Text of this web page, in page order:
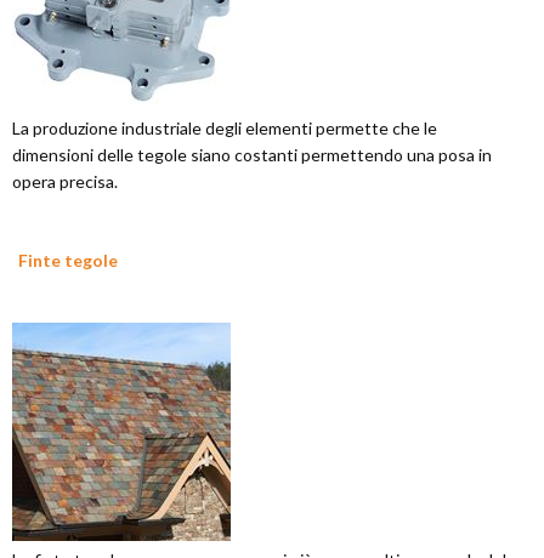
La produzione industriale degli elementi permette che le
dimensioni delle tegole siano costanti permettendo una posa in
opera precisa.
Finte tegole